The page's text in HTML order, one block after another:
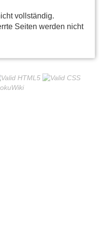
vollständig.
Seiten werden nicht